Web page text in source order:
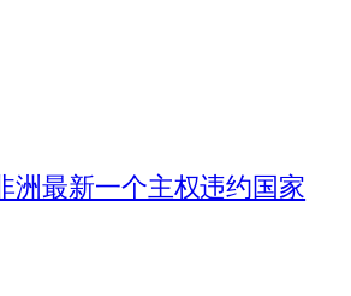
洲最新一个主权违约国家